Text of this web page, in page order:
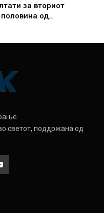
за вториот
од…
светот, поддржана од